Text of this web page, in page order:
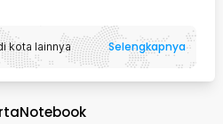
kota lainnya Selengkapnya